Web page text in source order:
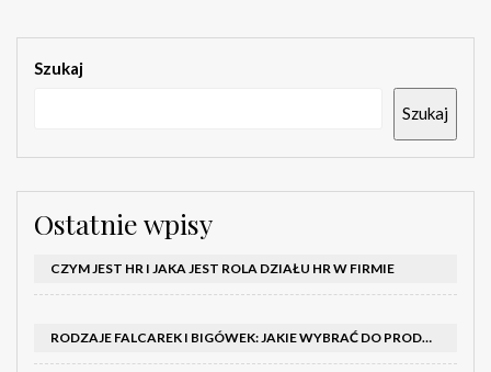
Szukaj
Szukaj
Ostatnie wpisy
CZYM JEST HR I JAKA JEST ROLA DZIAŁU HR W FIRMIE
RODZAJE FALCAREK I BIGÓWEK: JAKIE WYBRAĆ DO PRODUKCJI?